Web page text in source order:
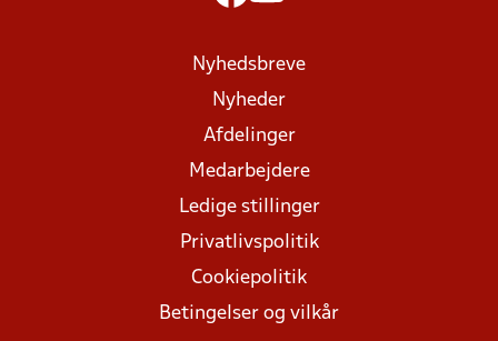
Nyhedsbreve
Nyheder
Afdelinger
Medarbejdere
Ledige stillinger
Privatlivspolitik
Cookiepolitik
Betingelser og vilkår